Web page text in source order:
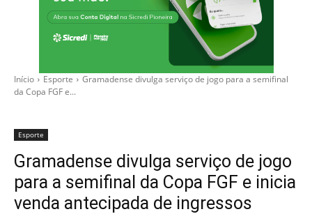
Início Esporte
Gramadense divulga serviço de jogo para a semifinal
da Copa FGF e...
Esporte
Gramadense divulga serviço de jogo
para a semifinal da Copa FGF e inicia
venda antecipada de ingressos